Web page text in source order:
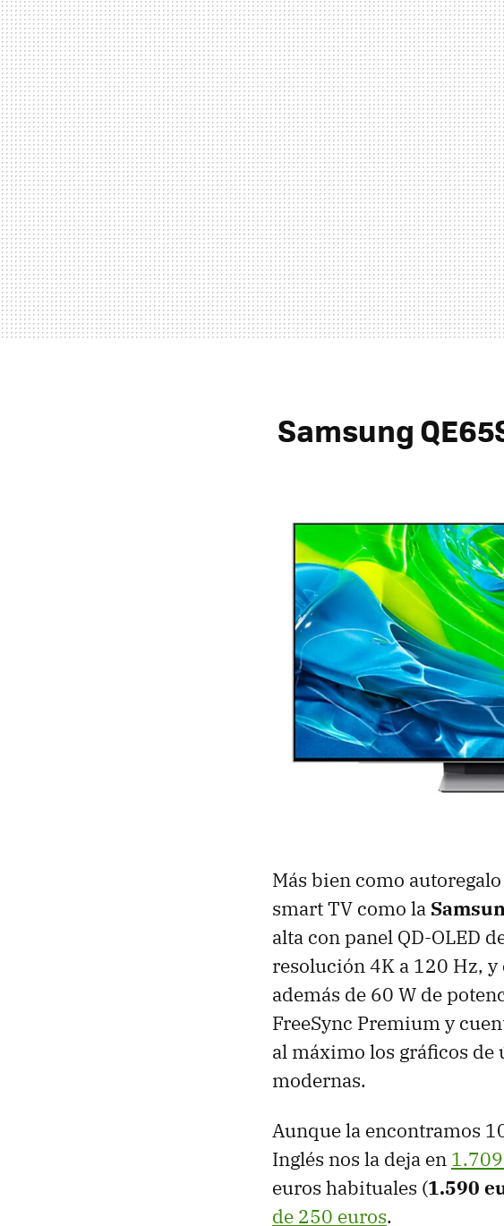
Samsung
Más bien como
smart TV como la
alta con panel QD-OLED
resolución 4K a 120 Hz,
además de 60 W de
FreeSync Premium y
al máximo los gráficos de
modernas.
Aunque la encontramos
Inglés nos la deja en
euros habituales (1.590
de 250 euros.